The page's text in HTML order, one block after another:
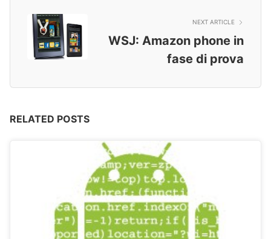
NEXT ARTICLE
WSJ: Amazon phone in
fase di prova
RELATED POSTS